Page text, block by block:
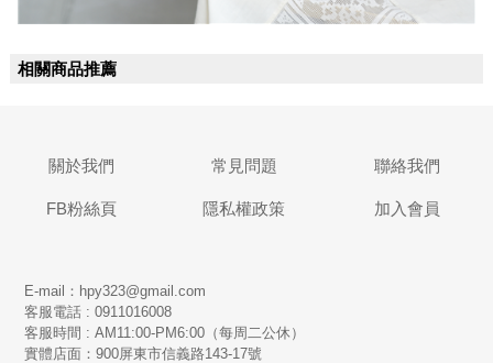
相關商品推薦
關於我們 常見問題 聯絡我們
FB粉絲頁 隱私權政策 加入會員
E-mail：hpy323@gmail.com
客服電話 : 0911016008
客服時間 : AM11:00-PM6:00（每周二公休）
實體店面：900屏東市信義路143-17號